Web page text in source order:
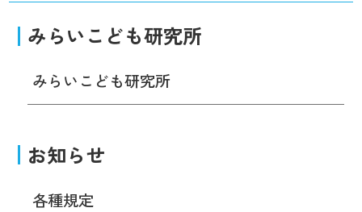
みらいこども研究所
みらいこども研究所
お知らせ
各種規定